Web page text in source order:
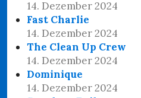
14. Dezember 2024
Fast Charlie
14. Dezember 2024
The Clean Up Crew
14. Dezember 2024
Dominique
14. Dezember 2024